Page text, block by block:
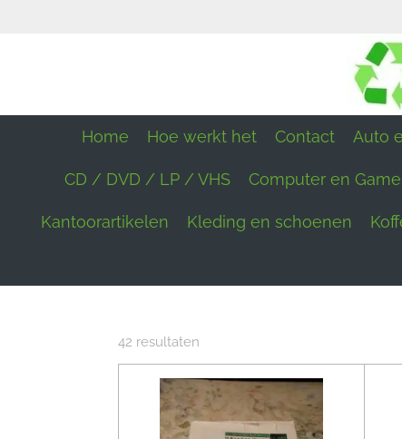
Home Hoe werkt het Contact Auto
CD / DVD / LP / VHS Computer en
Kantoorartikelen Kleding en schoenen
42 resultaten